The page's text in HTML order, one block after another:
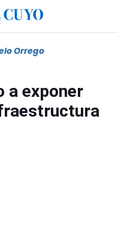
Orrego
a exponer